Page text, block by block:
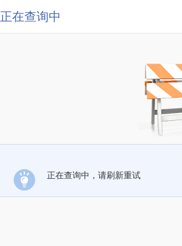
正在查询中
正在查询中，请刷新重试